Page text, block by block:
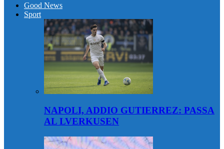
Good News
Sport
NAPOLI, ADDIO GUTIERREZ: PASSA
AL LVERKUSEN